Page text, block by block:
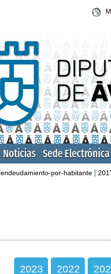
Noticias Sede Electrónica
endeudamiento-por-habitante
2023 2022